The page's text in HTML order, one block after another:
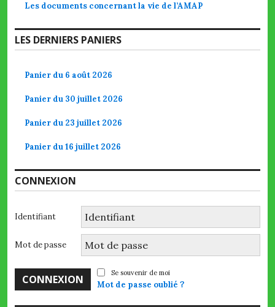
Les documents concernant la vie de l’AMAP
LES DERNIERS PANIERS
Panier du 6 août 2026
Panier du 30 juillet 2026
Panier du 23 juillet 2026
Panier du 16 juillet 2026
CONNEXION
Identifiant
Mot de passe
Se souvenir de moi
Mot de passe oublié ?